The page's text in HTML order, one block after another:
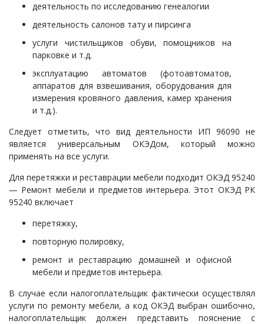
деятельность по исследованию генеалогии
деятельность салонов тату и пирсинга
услуги чистильщиков обуви, помощников на
парковке и т.д.
эксплуатацию автоматов (фотоавтоматов,
аппаратов для взвешивания, оборудования для
измерения кровяного давления, камер хранения
и т.д.).
Следует отметить, что вид деятельности ИП 96090 не
является универсальным ОКЭДом, который можно
применять на все услуги.
Для перетяжки и реставрации мебели подходит ОКЭД 95240
— Ремонт мебели и предметов интерьера. Этот ОКЭД РК
95240 включает
перетяжку,
повторную полировку,
ремонт и реставрацию домашней и офисной
мебели и предметов интерьера.
В случае если налогоплательщик фактически осуществлял
услуги по ремонту мебели, а код ОКЭД выбран ошибочно,
налогоплательщик должен представить пояснение с